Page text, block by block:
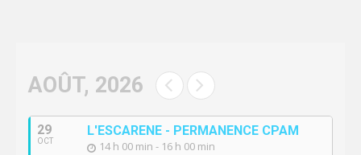
AOÛT, 2026
29
OCT
L'ESCARENE - PERMANENCE CPAM
14 h 00 min - 16 h 00 min